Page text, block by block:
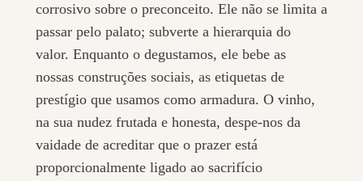
corrosivo sobre o preconceito. Ele não se limita a
passar pelo palato; subverte a hierarquia do
valor. Enquanto o degustamos, ele bebe as
nossas construções sociais, as etiquetas de
prestígio que usamos como armadura. O vinho,
na sua nudez frutada e honesta, despe-nos da
vaidade de acreditar que o prazer está
proporcionalmente ligado ao sacrifício